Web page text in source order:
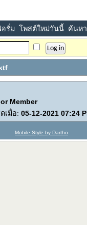
อรั่ม โพสต์ใหม่วันนี้ ค้นหา
Member
เมื่อ: 05-12-202107:24
Mobile Style by Dartho